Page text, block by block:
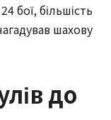
бої, більшість
шахову
до